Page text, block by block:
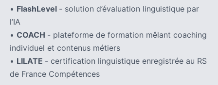
• FlashLevel - solution d’évaluation linguistique par
l’IA
• COACH - plateforme de formation mêlant coaching
individuel et contenus métiers
• LILATE - certification linguistique enregistrée au RS
de France Compétences